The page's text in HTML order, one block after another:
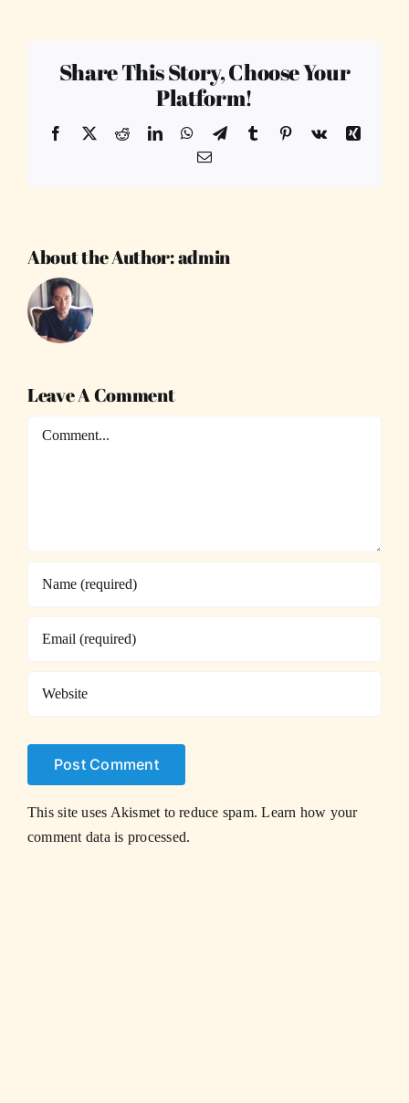
Share This Story, Choose Your
Platform!
Facebook
X RedditLinkedInWhatsApp
TelegramTumblr Pinterest
Vk
Xing
Email
About the Author:admin
Leave A Comment
Comment
This site uses Akismet to reduce spam.Learn how your
comment data is processed.